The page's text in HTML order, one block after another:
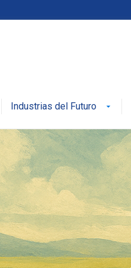
Industrias del Futuro